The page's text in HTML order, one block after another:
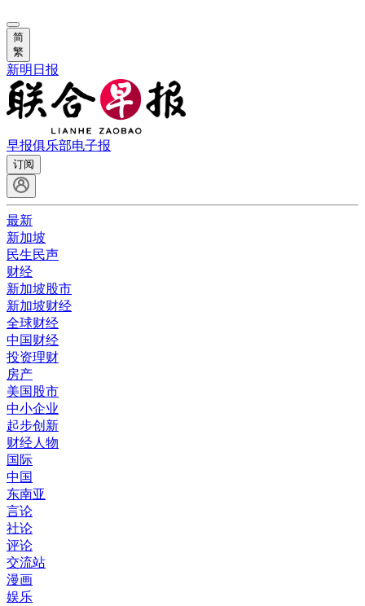
简
繁
新明日报
早报俱乐部电子报
订阅
最新
新加坡
民生民声
财经
新加坡股市
新加坡财经
全球财经
中国财经
投资理财
房产
美国股市
中小企业
起步创新
财经人物
国际
中国
东南亚
言论
社论
评论
交流站
漫画
娱乐